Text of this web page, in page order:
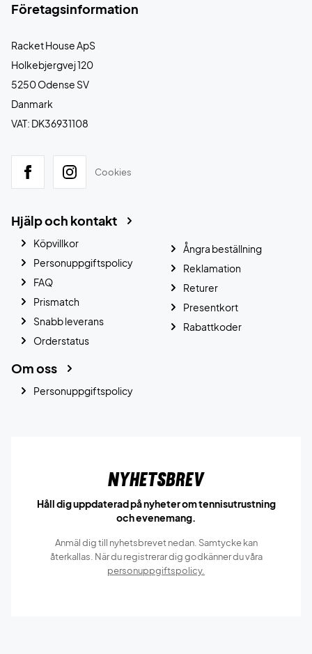
Företagsinformation
Racket House ApS
Holkebjergvej 120
5250 Odense SV
Danmark
VAT: DK36931108
Cookies
Hjälp och kontakt
Köpvillkor
Personuppgiftspolicy
FAQ
Prismatch
Snabb leverans
Orderstatus
Ångra beställning
Reklamation
Returer
Presentkort
Rabattkoder
Om oss
Personuppgiftspolicy
Nyhetsbrev
Håll dig uppdaterad på nyheter om tennisutrustning
och evenemang.
Anmäl dig till nyhetsbrevet nedan. Samtycke kan
återkallas. När du registrerar dig godkänner du våra
personuppgiftspolicy.